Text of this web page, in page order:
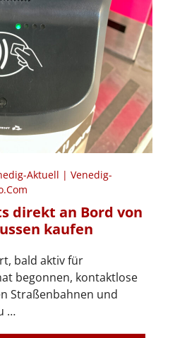
Aktuell | Venedig-
direkt an Bord von
kaufen
bald aktiv für
begonnen, kontaktlose
Straßenbahnen und
…